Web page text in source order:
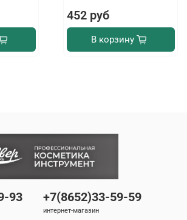
452 руб
В корзину
93 +7(8652)33-59-59
интернет-магазин